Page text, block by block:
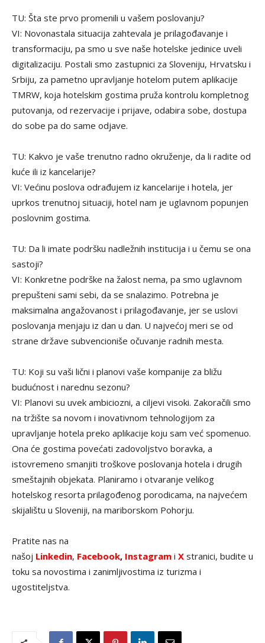
TU: Šta ste prvo promenili u vašem poslovanju?
VI: Novonastala situacija zahtevala je prilagođavanje i
transformaciju, pa smo u sve naše hotelske jedinice uveli
digitalizaciju. Postali smo zastupnici za Sloveniju, Hrvatsku i
Srbiju, za pametno upravljanje hotelom putem aplikacije
TMRW, koja hotelskim gostima pruža kontrolu kompletnog
putovanja, od rezervacije i prijave, odabira sobe, dostupa
do sobe pa do same odjave.
TU: Kakvo je vaše trenutno radno okruženje, da li radite od
kuće ili iz kancelarije?
VI: Većinu poslova odrađujem iz kancelarije i hotela, jer
uprkos trenutnoj situaciji, hotel nam je uglavnom popunjen
poslovnim gostima.
TU: Da li imate podršku nadležnih institucija i u čemu se ona
sastoji?
VI: Konkretne podrške na žalost nema, pa smo uglavnom
prepušteni sami sebi, da se snalazimo. Potrebna je
maksimalna angažovanost i prilagođavanje, jer se uslovi
poslovanja menjaju iz dan u dan. U najvećoj meri se od
strane države subvencioniše očuvanje radnih mesta.
TU: Koji su vaši lični i planovi vaše kompanije za bližu
budućnost i narednu sezonu?
VI: Planovi su uvek ambiciozni, a ciljevi visoki. Zakoračili smo
na tržište sa novom i inovativnom tehnologijom za
upravljanje hotela preko aplikacije koju sam već spomenuo.
Ona će gostima povećati zadovoljstvo boravka, a
istovremeno smanjiti troškove poslovanja hotela i drugih
smeštajnih objekata. Planiramo i otvaranje velikog
hotelskog resorta prilagođenog porodicama, na najvećem
skijalištu u Sloveniji, na mariborskom Pohorju.
Pratite nas na
našoj Linkedin, Facebook, Instagram i X stranici, budite u
toku sa novostima i zanimljivostima iz turizma i
ugostiteljstva.